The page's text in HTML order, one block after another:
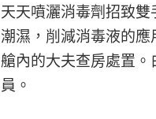
天天噴灑消毒劑招致
潮濕，削減消毒液的
艙內的大夫查房處置
員。